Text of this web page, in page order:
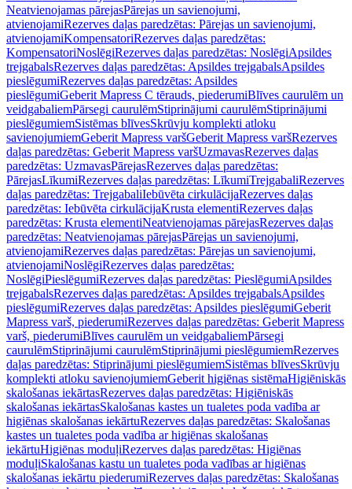
Neatvienojamas pārejasPārejas un savienojumi,
atvienojamiRezerves daļas paredzētas: Pārejas un savienojumi,
atvienojamiKompensatoriRezerves daļas paredzētas:
KompensatoriNoslēgiRezerves daļas paredzētas: NoslēgiApsildes
trejgabalsRezerves daļas paredzētas: Apsildes trejgabalsApsildes
pieslēgumiRezerves daļas paredzētas: Apsildes
pieslēgumiGeberit Mapress C tērauds, piederumiBlīves caurulēm un
veidgabaliemPārsegi caurulēmStiprinājumi caurulēmStiprinājumi
pieslēgumiemSistēmas blīvesSkrūvju komplekti atloku
savienojumiemGeberit Mapress varšGeberit Mapress varšRezerves
daļas paredzētas: Geberit Mapress varšUzmavasRezerves daļas
paredzētas: UzmavasPārejasRezerves daļas paredzētas:
PārejasLīkumiRezerves daļas paredzētas: LīkumiTrejgabaliRezerves
daļas paredzētas: TrejgabaliIebūvēta cirkulācijaRezerves daļas
paredzētas: Iebūvēta cirkulācijaKrusta elementiRezerves daļas
paredzētas: Krusta elementiNeatvienojamas pārejasRezerves daļas
paredzētas: Neatvienojamas pārejasPārejas un savienojumi,
atvienojamiRezerves daļas paredzētas: Pārejas un savienojumi,
atvienojamiNoslēgiRezerves daļas paredzētas:
NoslēgiPieslēgumiRezerves daļas paredzētas: PieslēgumiApsildes
trejgabalsRezerves daļas paredzētas: Apsildes trejgabalsApsildes
pieslēgumiRezerves daļas paredzētas: Apsildes pieslēgumiGeberit
Mapress varš, piederumiRezerves daļas paredzētas: Geberit Mapress
varš, piederumiBlīves caurulēm un veidgabaliemPārsegi
caurulēmStiprinājumi caurulēmStiprinājumi pieslēgumiemRezerves
daļas paredzētas: Stiprinājumi pieslēgumiemSistēmas blīvesSkrūvju
komplekti atloku savienojumiemGeberit higiēnas sistēmaHigiēniskās
skalošanas iekārtasRezerves daļas paredzētas: Higiēniskās
skalošanas iekārtasSkalošanas kastes un tualetes poda vadība ar
higiēnas skalošanas iekārtuRezerves daļas paredzētas: Skalošanas
kastes un tualetes poda vadība ar higiēnas skalošanas
iekārtuHigiēnas moduļiRezerves daļas paredzētas: Higiēnas
moduļiSkalošanas kastu un tualetes poda vadības ar higiēnas
skalošanas iekārtu piederumiRezerves daļas paredzētas: Skalošanas